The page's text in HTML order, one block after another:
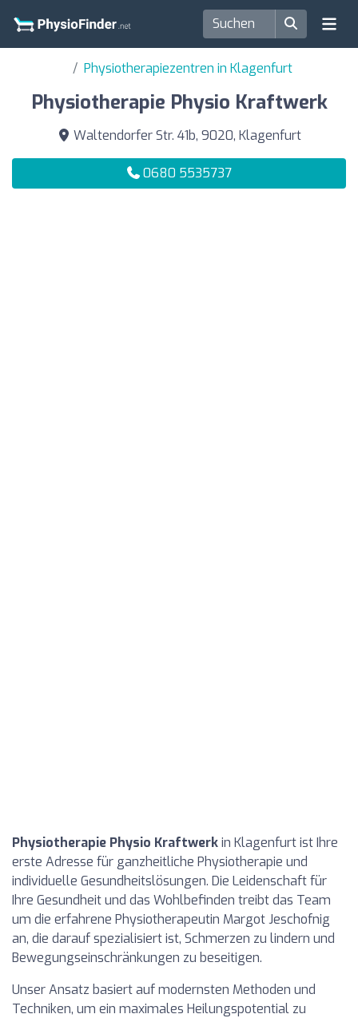
Physiotherapiezentren in Klagenfurt
Physiotherapie Physio Kraftwerk
Waltendorfer Str. 41b, 9020, Klagenfurt
0680 5535737
Physiotherapie Physio Kraftwerkin Klagenfurt ist Ihre
erste Adresse für ganzheitliche Physiotherapie und
individuelle Gesundheitslösungen. Die Leidenschaft für
Ihre Gesundheit und das Wohlbefinden treibt das Team
um die erfahrene Physiotherapeutin Margot Jeschofnig
an, die darauf spezialisiert ist, Schmerzen zu lindern und
Bewegungseinschränkungen zu beseitigen.
Unser Ansatz basiert auf modernsten Methoden und
Techniken, um ein maximales Heilungspotential zu